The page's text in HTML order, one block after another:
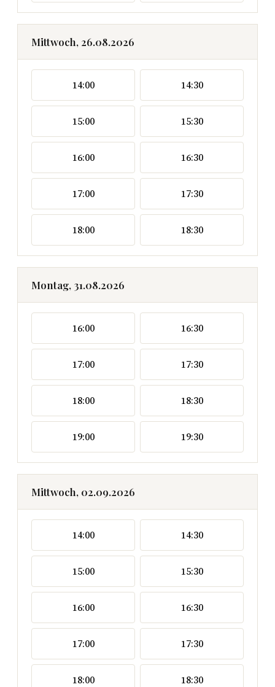
Mittwoch, 26.08.2026
14:00 14:30
15:00 15:30
16:00 16:30
17:00 17:30
18:00 18:30
Montag, 31.08.2026
16:00 16:30
17:00 17:30
18:00 18:30
19:00 19:30
Mittwoch, 02.09.2026
14:00 14:30
15:00 15:30
16:00 16:30
17:00 17:30
18:00 18:30